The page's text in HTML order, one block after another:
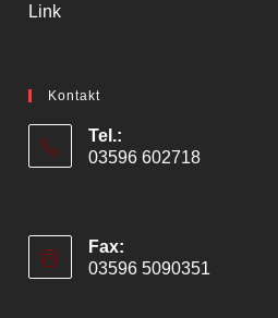
Link
Kontakt
Tel.:
03596 602718
Fax:
03596 5090351